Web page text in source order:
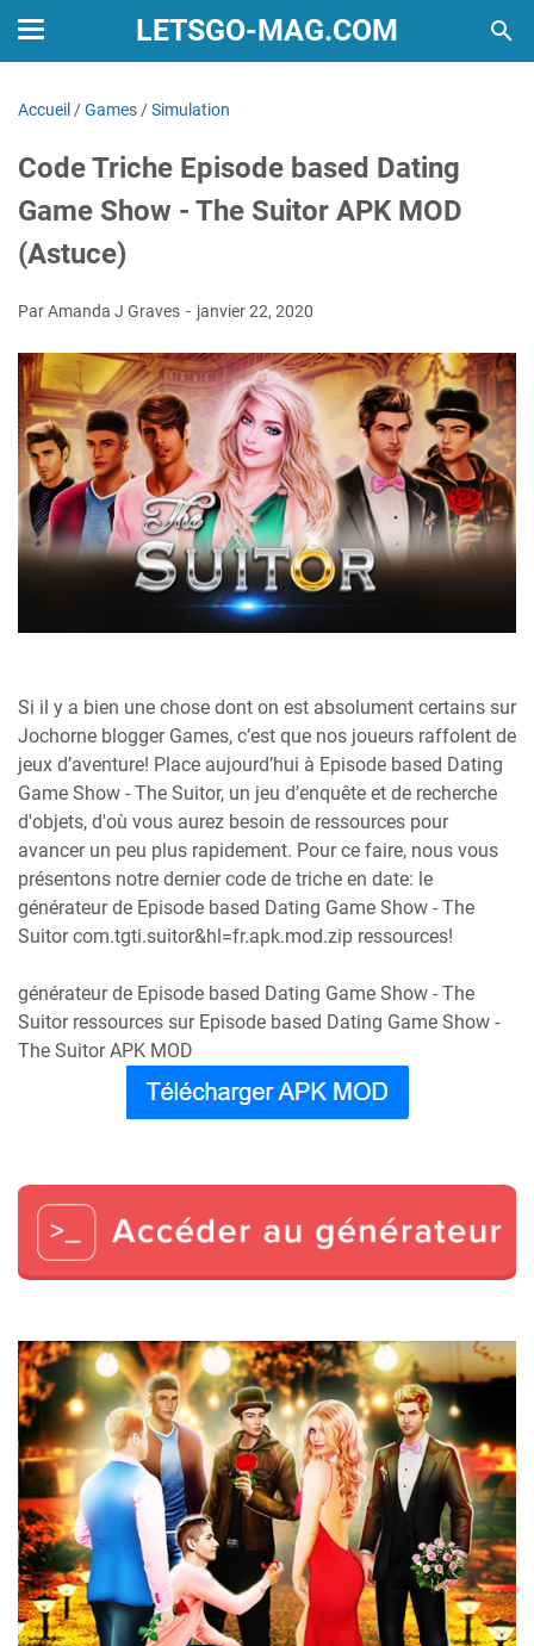
LETSGO-MAG.COM
Accueil /Games /Simulation
Code Triche Episode based Dating
Game Show - The Suitor APK MOD
(Astuce)
Par Amanda J Graves janvier 22, 2020
Si il y a bien une chose dont on est absolument certains sur
Jochorne blogger Games, c’est que nos joueurs raffolent de
jeux d’aventure! Place aujourd’hui à Episode based Dating
Game Show - The Suitor, un jeu d’enquête et de recherche
d'objets, d'où vous aurez besoin de ressources pour
avancer un peu plus rapidement. Pour ce faire, nous vous
présentons notre dernier code de triche en date: le
générateur de Episode based Dating Game Show - The
Suitor com.tgti.suitor&hl=fr.apk.mod.zip ressources!
générateur de Episode based Dating Game Show - The
Suitor ressources sur Episode based Dating Game Show -
The Suitor APK MOD